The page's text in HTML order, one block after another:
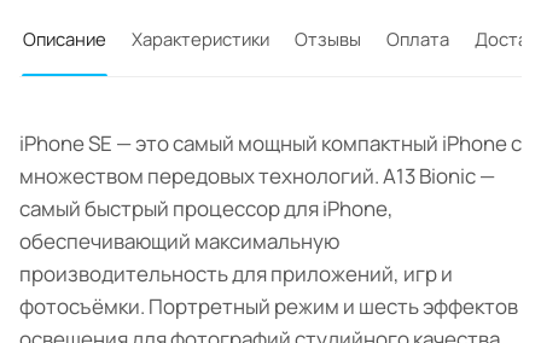
Описание Характеристики Отзывы Оплата
iPhone SE — это самый мощный компактный iPhone с
множеством передовых технологий. A13 Bionic —
самый быстрый процессор для iPhone,
обеспечивающий максимальную
производительность для приложений, игр и
фотосъёмки. Портретный режим и шесть эффектов